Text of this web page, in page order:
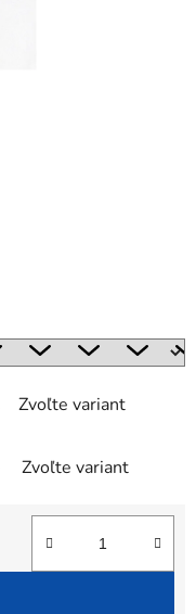
Zvoľte variant
Zvoľte variant